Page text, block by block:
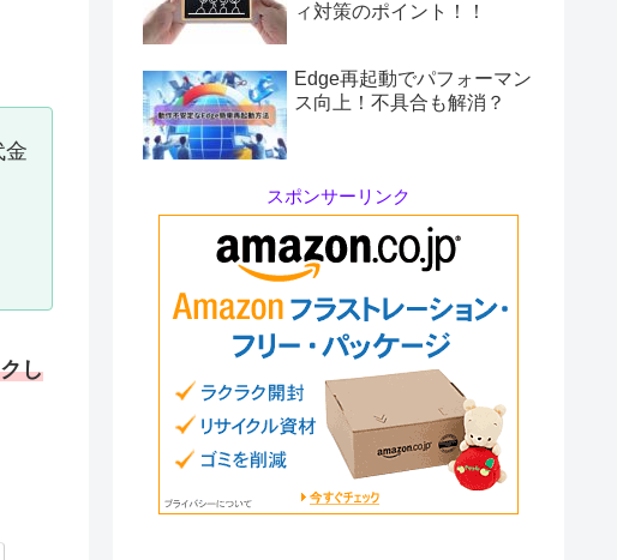
金
し
ィ対策のポイント！！
Edge再起動でパフォーマン
ス向上！不具合も解消？
スポンサーリンク